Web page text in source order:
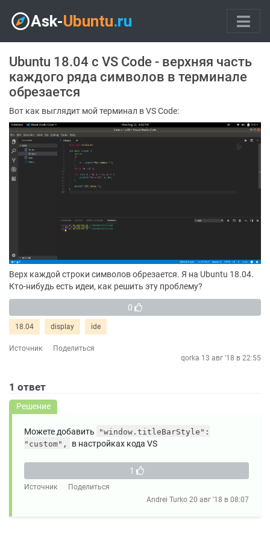
Ubuntu 18.04 с VS Code - верхняя часть
каждого ряда символов в терминале
обрезается
Вот как выглядит мой терминал в VS Code:
Верх каждой строки символов обрезается. Я на Ubuntu 18.04.
Кто-нибудь есть идеи, как решить эту проблему?
0
18.04 display ide
Источник
Поделиться
qorka 13 авг '18 в 22:55
1 ответ
Решение
Можете добавить
"window.titleBarStyle":
"custom",
в настройках кода VS
1
Источник
Поделиться
Andrei Turko 20 авг '18 в 08:07